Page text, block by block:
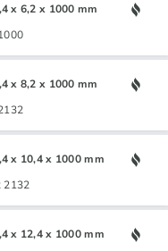
x 6,2 x 1000 mm
x 8,2 x 1000 mm
x 10,4 x 1000 mm
2132
x 12,4 x 1000 mm